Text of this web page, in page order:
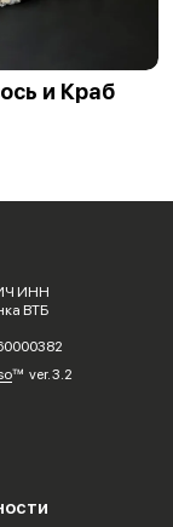
и Краб
ИНН
ВТБ
ver. 3.2